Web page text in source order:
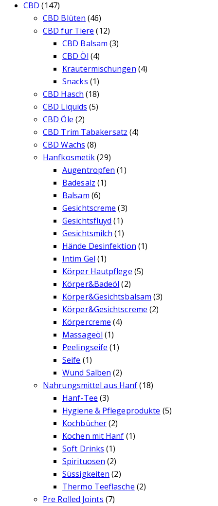
CBD (147)
CBD Blüten (46)
CBD für Tiere (12)
CBD Balsam (3)
CBD Öl (4)
Kräutermischungen (4)
Snacks (1)
CBD Hasch (18)
CBD Liquids (5)
CBD Öle (2)
CBD Trim Tabakersatz (4)
CBD Wachs (8)
Hanfkosmetik(29)
Augentropfen (1)
Badesalz (1)
Balsam (6)
Gesichtscreme (3)
Gesichtsfluyd (1)
Gesichtsmilch (1)
Hände Desinfektion (1)
Intim Gel (1)
Körper Hautpflege (5)
Körper&Badeöl (2)
Körper&Gesichtsbalsam (3)
Körper&Gesichtscreme (2)
Körpercreme (4)
Massageöl (1)
Peelingseife (1)
Seife (1)
Wund Salben (2)
Nahrungsmittel aus Hanf (18)
Hanf-Tee (3)
Hygiene & Pflegeprodukte (5)
Kochbücher(2)
Kochen mit Hanf (1)
Soft Drinks (1)
Spirituosen (2)
Süssigkeiten (2)
Thermo Teeflasche (2)
Pre Rolled Joints (7)